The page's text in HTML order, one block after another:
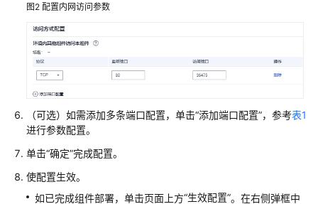
组
件
管
理
实
例
理
图2 配置内网访问参数
（可选）如需添加多条端口配置，单击“添加端口配置”，参考表1
进行参数配置。
单击“确定”完成配置。
使配置生效。
如已完成组件部署，单击页面上方“生效配置”。在右侧弹框中